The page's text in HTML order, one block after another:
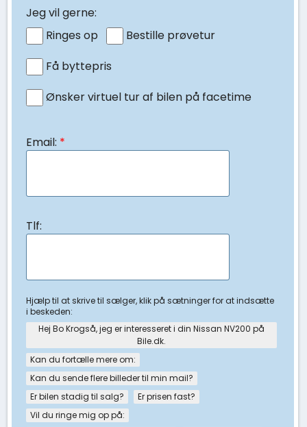
Jeg vil gerne:
Ringes op
Bestille prøvetur
Få byttepris
Ønsker virtuel tur af bilen på facetime
Email: *
Tlf:
Hjælp til at skrive til sælger, klik på sætninger for at indsætte
i beskeden:
Hej Bo Krogså, jeg er interesseret i din Nissan NV200 på
Bile.dk.
Kan du fortælle mere om:
Kan du sende flere billeder til min mail?
Er bilen stadig til salg?
Er prisen fast?
Vil du ringe mig op på: